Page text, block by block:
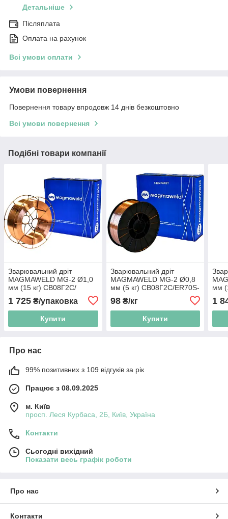
Детальніше
Післяплата
Оплата на рахунок
Всі умови оплати
Умови повернення
Повернення товару впродовж 14 днів безкоштовно
Всі умови повернення
Подібні товари компанії
Зварювальний дріт
MAGMAWELD MG-2 Ø1,0
мм (15 кг) СВ08Г2С/
1 725 ₴/упаковка
Купити
Зварювальний дріт
MAGMAWELD MG-2 Ø0,8
мм (5 кг) СВ08Г2С/ЕR70S-
98₴/кг
Купити
мм
1
Про нас
99% позитивних з 109 відгуків за рік
Працює з 08.09.2025
м. Київ
просп. Леся Курбаса, 2Б, Київ, Україна
Контакти
Сьогодні вихідний
Показати весь графік роботи
Про нас
Контакти